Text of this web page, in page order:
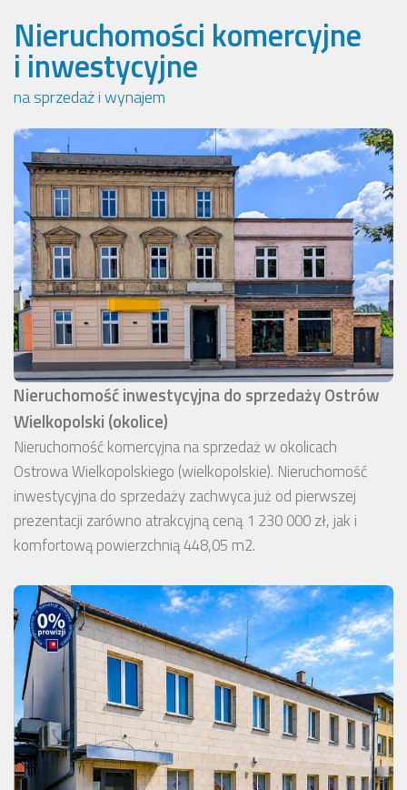
Nieruchomości komercyjne
i inwestycyjne
na sprzedaż i wynajem
Nieruchomość inwestycyjna do sprzedaży Ostrów
Wielkopolski (okolice)
Nieruchomość komercyjna na sprzedaż w okolicach
Ostrowa Wielkopolskiego (wielkopolskie). Nieruchomość
inwestycyjna do sprzedaży zachwyca już od pierwszej
prezentacji zarówno atrakcyjną ceną 1 230 000 zł, jak i
komfortową powierzchnią 448,05 m2.